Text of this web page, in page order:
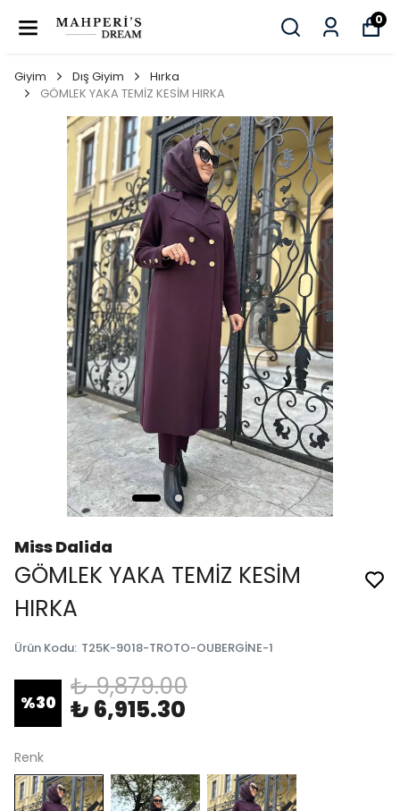
0
Giyim Dış Giyim
Hırka
GÖMLEK YAKA TEMİZ KESİM HIRKA
Miss Dalida
GÖMLEK YAKA TEMİZ KESİM
HIRKA
Ürün Kodu: T25K-9018-TROTO-OUBERGİNE-1
%30
₺ 9,879.00
₺ 6,915.30
Renk